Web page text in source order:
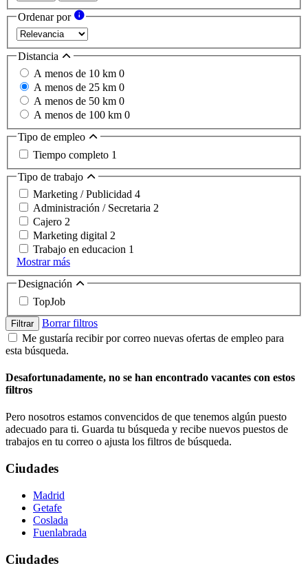
Ordenar por
Distancia
A menos de 10 km 0
A menos de 25 km 0
A menos de 50 km 0
A menos de 100 km 0
Tipo de empleo
Tiempo completo 1
Tipo de trabajo
Marketing / Publicidad 4
Administración / Secretaria 2
Cajero 2
Marketing digital 2
Trabajo en educacion 1
Mostrar más
Designación
TopJob
Filtrar
Borrar filtros
Me gustaría recibir por correo nuevas ofertas de empleo para
esta búsqueda.
Desafortunadamente, no se han encontrado vacantes con estos
filtros
Pero nosotros estamos convencidos de que tenemos algún puesto
adecuado para ti. Guarda tu búsqueda y recibe nuevos puestos de
trabajos en tu correo o ajusta los filtros de búsqueda.
Ciudades
Madrid
Getafe
Coslada
Fuenlabrada
Ciudades